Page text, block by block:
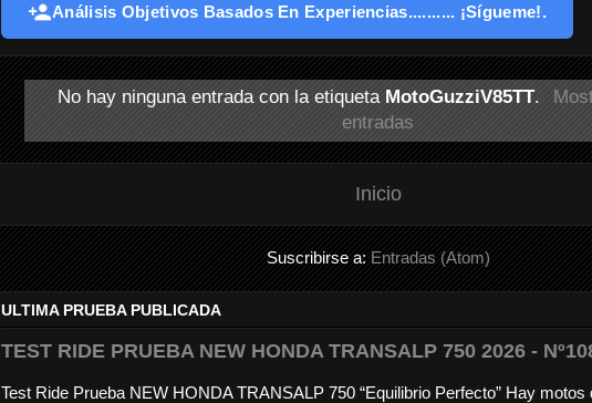
Análisis Objetivos Basados En Experiencias.......... ¡Sígueme!.
No hay ninguna entrada con la etiqueta MotoGuzziV85TT.
entradas
Inicio
Suscribirse a: Entradas (Atom)
ULTIMA PRUEBA PUBLICADA
TEST RIDE PRUEBA NEW HONDA TRANSALP 750 2026 -
Test Ride Prueba NEW HONDA TRANSALP 750 “Equilibrio Perfecto” Hay motos